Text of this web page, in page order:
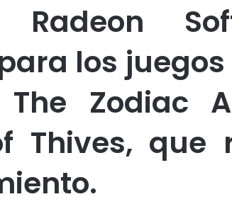
los juegos
Zodiac
Thives, que